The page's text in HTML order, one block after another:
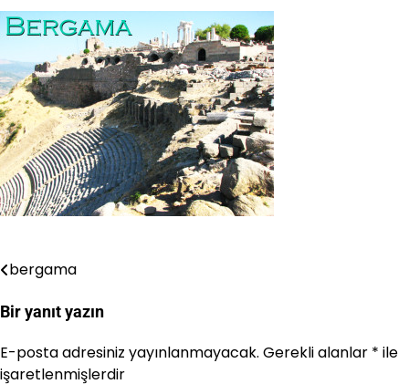
Yazı
gezinmesi
bergama
Bir yanıt yazın
E-posta adresiniz yayınlanmayacak. Gerekli alanlar * ile
işaretlenmişlerdir